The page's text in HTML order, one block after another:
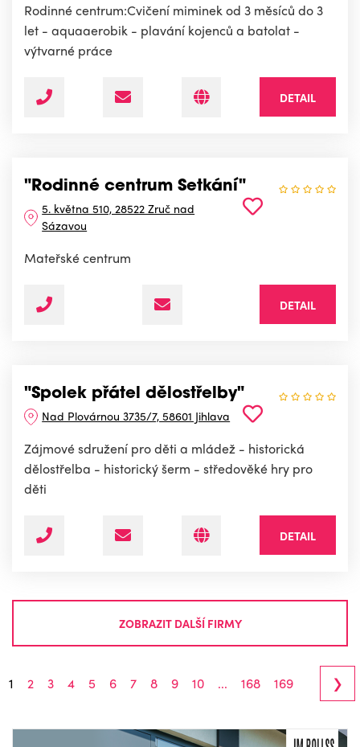
Rodinné centrum:Cvičení miminek od 3 měsíců do 3
let - aquaaerobik - plavání kojenců a batolat -
výtvarné práce
DETAIL
"Rodinné centrum Setkání"
5. května 510, 28522 Zruč nad
Sázavou
Mateřské centrum
DETAIL
"Spolek přátel dělostřelby"
Nad Plovárnou 3735/7, 58601 Jihlava
Zájmové sdružení pro děti a mládež - historická
dělostřelba - historický šerm - středověké hry pro
děti
DETAIL
ZOBRAZIT DALŠÍ FIRMY
1 2 3 4 5 6 7 8 9 10 ... 168 169 ›